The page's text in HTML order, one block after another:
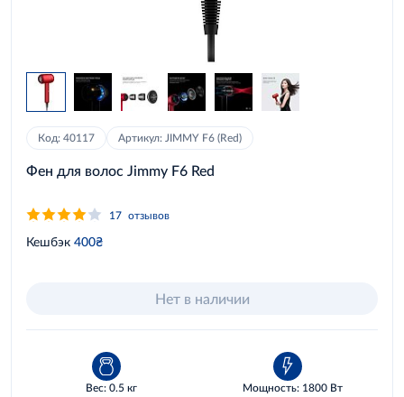
Код: 40117 Артикул: JIMMY F6 (Red)
Фен для волос Jimmy F6 Red
17 отзывов
Кешбэк 400₴
Нет в наличии
Вес: 0.5 кг Мощность: 1800 Вт